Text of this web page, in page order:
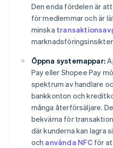
Den enda fördelen är
för medlemmar och är
minska
Öppna systemappar:
Pay eller Shopee Pay
spektrum av handlare
bankkonton och
många återförsäljare.
bekväma för
där kunderna kan lagra
och använda NFC för